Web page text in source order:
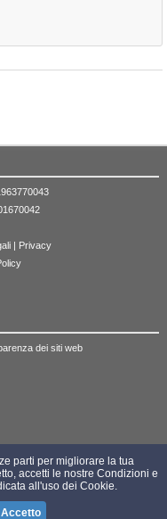
| Privacy
dei siti web
parti per migliorare la tua
accetti le nostre Condizioni e
all'uso dei Cookie.
Accetto